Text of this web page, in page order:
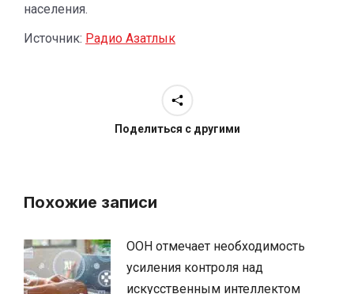
населения.
Источник: Радио Азатлык
Поделиться с другими
Похожие записи
ООН отмечает необходимость
усиления контроля над
искусственным интеллектом